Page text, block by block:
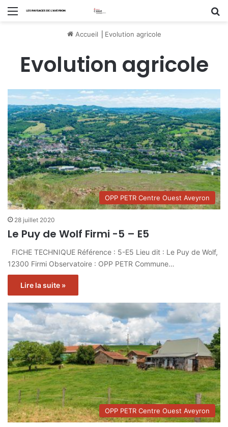
Menu
Accueil Evolution agricole
Evolution agricole
OPP PETR Centre Ouest Aveyron
28 juillet 2020
Le Puy de Wolf Firmi -5 – E5
FICHE TECHNIQUE Référence : 5-E5 Lieu dit : Le Puy de Wolf,
12300 Firmi Observatoire : OPP PETR Commune…
Lire la suite »
OPP PETR Centre Ouest Aveyron